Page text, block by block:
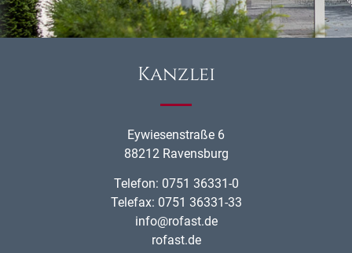
Kanzlei
Eywiesenstraße 6
88212 Ravensburg
Telefon: 0751 36331-0
Telefax: 0751 36331-33
info@rofast.de
rofast.de